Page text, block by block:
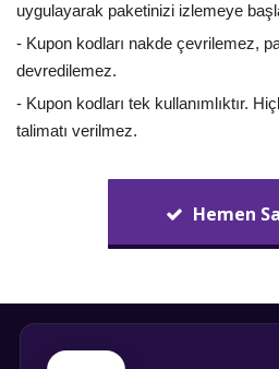
uygulayarak paketinizi izlemeye
- Kupon kodları nakde çevrilemez,
devredilemez.
- Kupon kodları tek kullanımlıktır.
talimatı verilmez.
Hemen